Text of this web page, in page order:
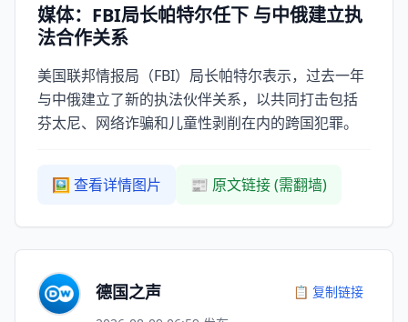
媒体：FBI局长帕特尔任下 与中俄建立执
法合作关系
美国联邦情报局（FBI）局长帕特尔表示，过去一年
与中俄建立了新的执法伙伴关系，以共同打击包括
芬太尼、网络诈骗和儿童性剥削在内的跨国犯罪。
🖼️ 查看详情图片 📰 原文链接 (需翻墙)
德国之声
📋 复制链接